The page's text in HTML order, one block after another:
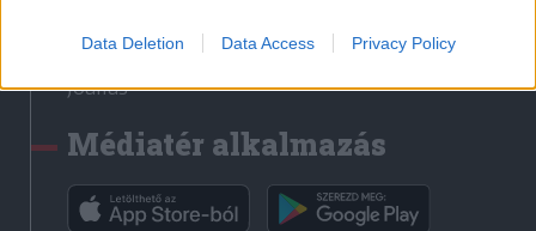
Data Deletion Data Access Privacy Policy
Rádió GaGa
Jóállás
Médiatér alkalmazás